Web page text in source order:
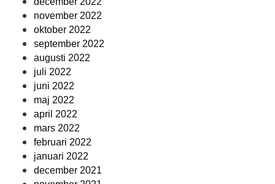
november 2022
oktober 2022
september 2022
augusti 2022
juli 2022
juni 2022
maj 2022
april 2022
mars 2022
februari 2022
januari 2022
december 2021